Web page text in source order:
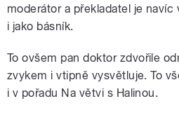
moderátor a překladatel je
i jako básník.
To ovšem pan doktor zdvořile
zvykem i vtipně vysvětluje. To
i v pořadu Na větvi s Halinou.